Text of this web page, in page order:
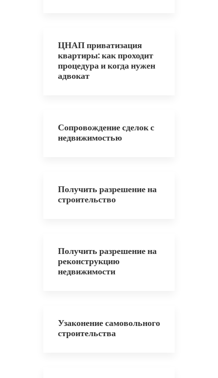
ЦНАП приватизация
квартиры: как проходит
процедура и когда нужен
адвокат
Сопровождение сделок с
недвижимостью
Получить разрешение на
строительство
Получить разрешение на
реконструкцию
недвижимости
Узаконение самовольного
строительства